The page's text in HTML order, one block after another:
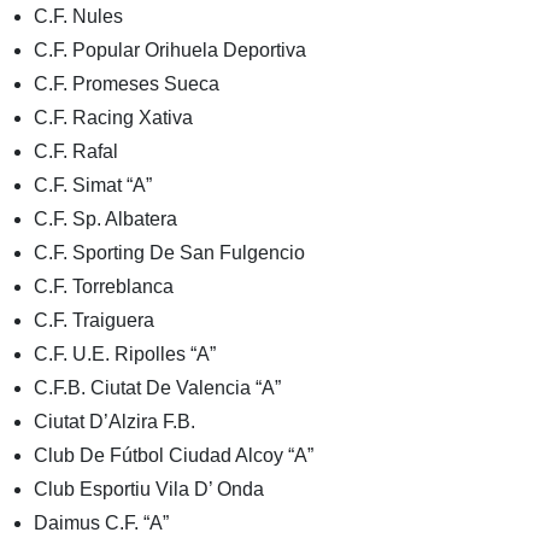
C.F. Nules
C.F. Popular Orihuela Deportiva
C.F. Promeses Sueca
C.F. Racing Xativa
C.F. Rafal
C.F. Simat “A”
C.F. Sp. Albatera
C.F. Sporting De San Fulgencio
C.F. Torreblanca
C.F. Traiguera
C.F. U.E. Ripolles “A”
C.F.B. Ciutat De Valencia “A”
Ciutat D’Alzira F.B.
Club De Fútbol Ciudad Alcoy “A”
Club Esportiu Vila D’ Onda
Daimus C.F. “A”